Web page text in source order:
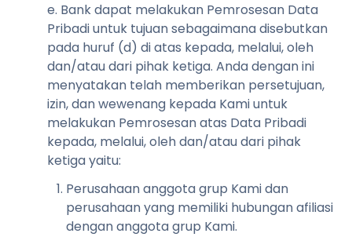
e. Bank dapat melakukan Pemrosesan Data
Pribadi untuk tujuan sebagaimana disebutkan
pada huruf (d) di atas kepada, melalui, oleh
dan/atau dari pihak ketiga. Anda dengan ini
menyatakan telah memberikan persetujuan,
izin, dan wewenang kepada Kami untuk
melakukan Pemrosesan atas Data Pribadi
kepada, melalui, oleh dan/atau dari pihak
ketiga yaitu:
Perusahaan anggota grup Kami dan
perusahaan yang memiliki hubungan afiliasi
dengan anggota grup Kami.